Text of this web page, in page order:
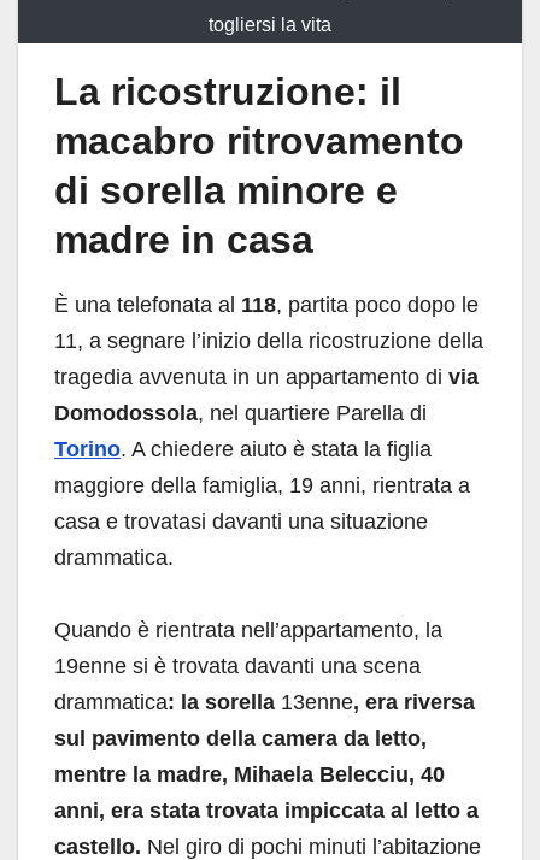
togliersi la vita
La ricostruzione: il
macabro ritrovamento
di sorella minore e
madre in casa
È una telefonata al 118, partita poco dopo le
11, a segnare l’inizio della ricostruzione della
tragedia avvenuta in un appartamento di via
Domodossola, nel quartiere Parella di
Torino. A chiedere aiuto è stata la figlia
maggiore della famiglia, 19 anni, rientrata a
casa e trovatasi davanti una situazione
drammatica.
Quando è rientrata nell’appartamento, la
19enne si è trovata davanti una scena
drammatica: la sorella 13enne, era riversa
sul pavimento della camera da letto,
mentre la madre, Mihaela Belecciu, 40
anni, era stata trovata impiccata al letto a
castello. Nel giro di pochi minuti l’abitazione